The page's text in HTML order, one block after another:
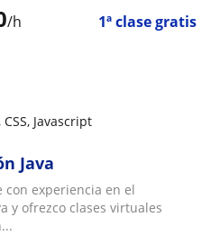
/h 1ª clase gratis
Javascript
Java
con experiencia en el
y ofrezco clases virtuales